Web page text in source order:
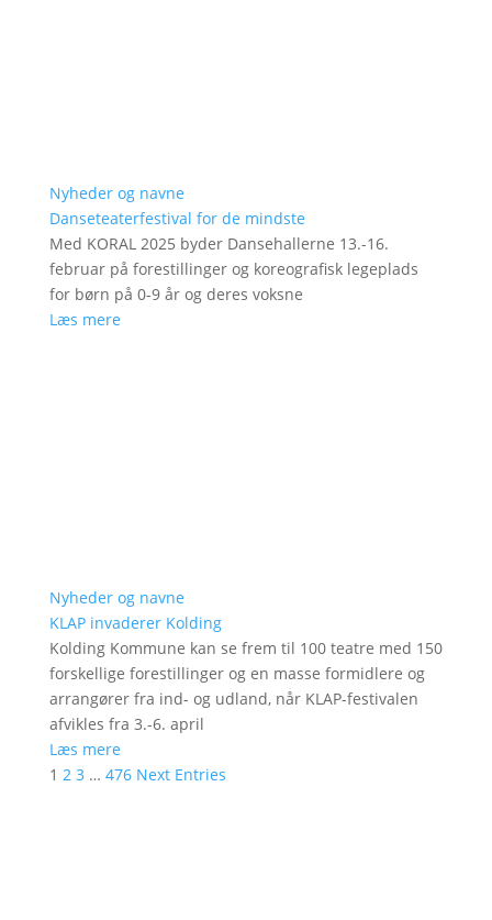
Nyheder og navne
Danseteaterfestival for de mindste
Med KORAL 2025 byder Dansehallerne 13.-16.
februar på forestillinger og koreografisk legeplads
for børn på 0-9 år og deres voksne
Læs mere
Nyheder og navne
KLAP invaderer Kolding
Kolding Kommune kan se frem til 100 teatre med 150
forskellige forestillinger og en masse formidlere og
arrangører fra ind- og udland, når KLAP-festivalen
afvikles fra 3.-6. april
Læs mere
1 2 3 … 476 Next Entries